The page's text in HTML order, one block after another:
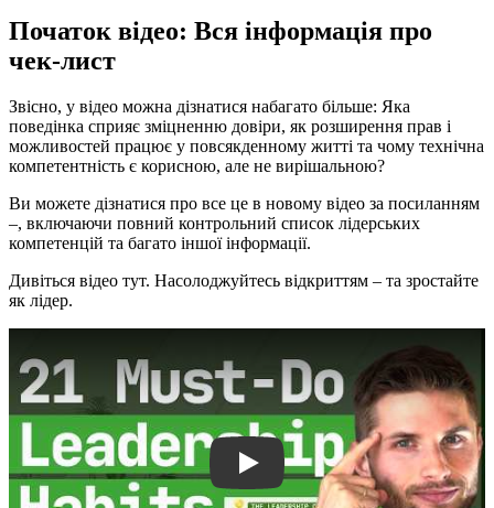
Початок відео: Вся інформація про
чек-лист
Звісно, у відео можна дізнатися набагато більше: Яка
поведінка сприяє зміцненню довіри, як розширення прав і
можливостей працює у повсякденному житті та чому технічна
компетентність є корисною, але не вирішальною?
Ви можете дізнатися про все це в новому відео за посиланням
–, включаючи повний контрольний список лідерських
компетенцій та багато іншої інформації.
Дивіться відео тут. Насолоджуйтесь відкриттям – та зростайте
як лідер.